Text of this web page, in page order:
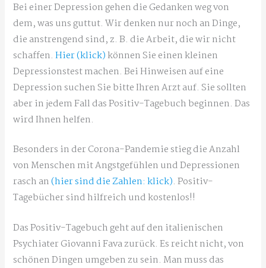
Bei einer Depression gehen die Gedanken weg von
dem, was uns guttut. Wir denken nur noch an Dinge,
die anstrengend sind, z. B. die Arbeit, die wir nicht
schaffen.Hier (klick) können Sie einen kleinen
Depressionstest machen. Bei Hinweisen auf eine
Depression suchen Sie bitte Ihren Arzt auf. Sie sollten
aber in jedem Fall das Positiv-Tagebuch beginnen. Das
wird Ihnen helfen.
Besonders in der Corona-Pandemie stieg die Anzahl
von Menschen mit Angstgefühlen und Depressionen
rasch an(hier sind die Zahlen: klick). Positiv-
Tagebücher sind hilfreich und kostenlos!!
Das Positiv-Tagebuch geht auf den italienischen
Psychiater Giovanni Fava zurück. Es reicht nicht, von
schönen Dingen umgeben zu sein. Man muss das